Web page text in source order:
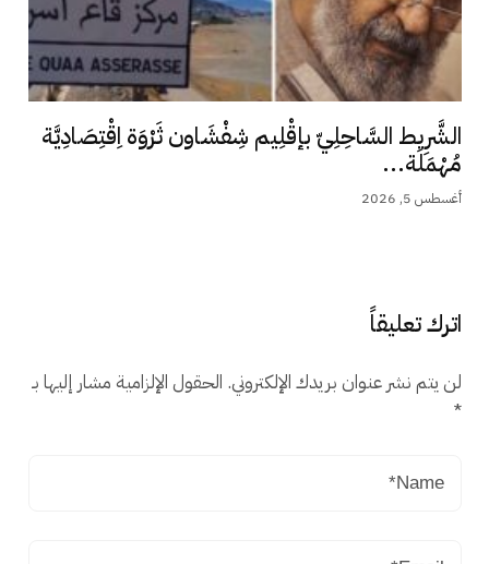
الشَّرِيط السَّاحِلِيّ بإقْلِيم شِفْشَاون ثَرْوَة اِقْتِصَادِيَّة
مُهْمَلَة...
أغسطس 5, 2026
اترك تعليقاً
لن يتم نشر عنوان بريدك الإلكتروني. الحقول الإلزامية مشار إليها بـ
*